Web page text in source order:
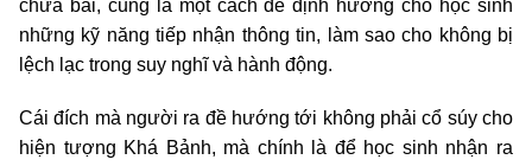
chữa bài, cũng là một cách để định hướng cho học sinh
những kỹ năng tiếp nhận thông tin, làm sao cho không bị
lệch lạc trong suy nghĩ và hành động.
Cái đích mà người ra đề hướng tới không phải cổ súy cho
hiện tượng Khá Bảnh, mà chính là để học sinh nhận ra